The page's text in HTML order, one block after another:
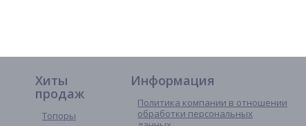
Хиты
продаж
Топоры
Информация
Политика компании в отношении
обработки персональных